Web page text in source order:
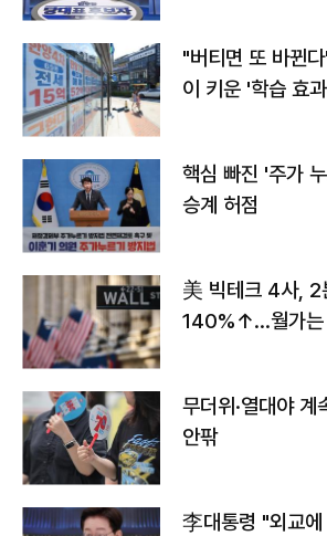
"버티면 또 바뀐
이 키운 '학습 효
핵심 빠진 '주가
승계 허점
美 빅테크 4사, 2
140%↑…월가는
무더위·열대야
안팎
李대통령 "외교